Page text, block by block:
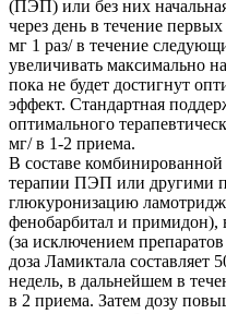
(ПЭП) или без них
через день в течение
мг 1 раз/ в течение
увеличивать максимально
пока не будет достигнут
эффект. Стандартная
оптимального
мг/ в 1-2 приема.
В составе
терапии ПЭП или другими
глюкуронизацию
фенобарбитал и примидон),
(за исключением
доза Ламиктала составляет
недель, в дальнейшем в
в 2 приема. Затем дозу